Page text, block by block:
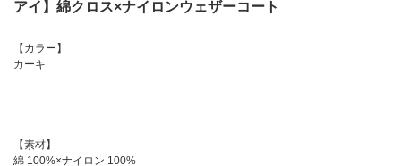
アイ】綿クロス×ナイロンウェザーコート
【カラー】
カーキ
【素材】
綿 100%×ナイロン 100%